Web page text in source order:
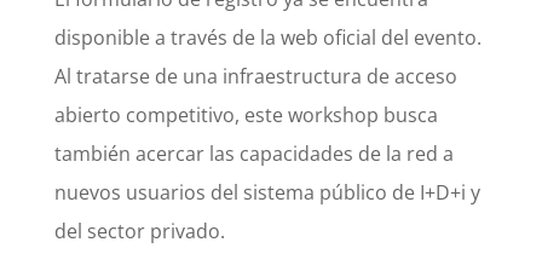
disponible a través de la web oficial del evento.
Al tratarse de una infraestructura de acceso
abierto competitivo, este workshop busca
también acercar las capacidades de la red a
nuevos usuarios del sistema público de I+D+i y
del sector privado.